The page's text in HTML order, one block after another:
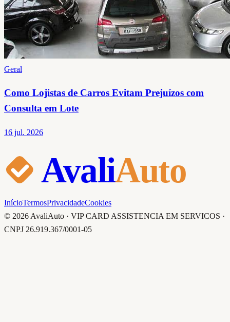
Geral
Como Lojistas de Carros Evitam Prejuízos com
Consulta em Lote
16 jul. 2026
AvaliAuto
InícioTermosPrivacidadeCookies
© 2026 AvaliAuto · VIP CARD ASSISTENCIA EM SERVICOS ·
CNPJ 26.919.367/0001-05